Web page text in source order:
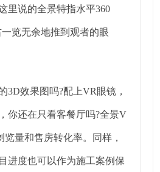
里说的全景特指水平360
览无余地推到观者的眼
效果图吗?配上VR眼镜，
你还在只看客餐厅吗?全景V
量和售房转化率。同样，
进度也可以作为施工案例保